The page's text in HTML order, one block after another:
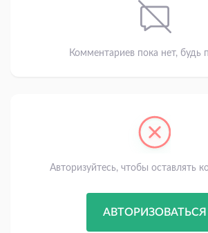
Комментариев пока нет, будь
Авторизуйтесь, чтобы оставлять
АВТОРИЗОВАТЬСЯ